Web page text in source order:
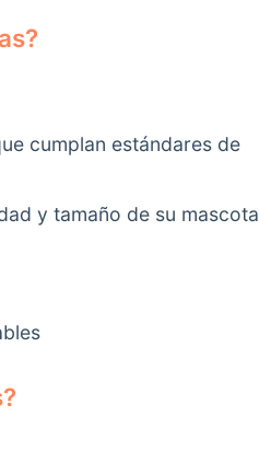
cumplan estándares de
y tamaño de su mascota